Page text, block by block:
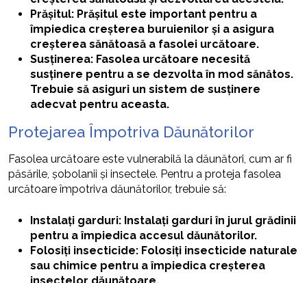
Prășitul: Prășitul este important pentru a
împiedica creșterea buruienilor și a asigura
creșterea sănătoasă a fasolei urcătoare.
Susținerea: Fasolea urcătoare necesită
susținere pentru a se dezvolta în mod sănătos.
Trebuie să asiguri un sistem de susținere
adecvat pentru aceasta.
Protejarea Împotriva Dăunătorilor
Fasolea urcătoare este vulnerabilă la dăunători, cum ar fi
păsările, șobolanii și insectele. Pentru a proteja fasolea
urcătoare împotriva dăunătorilor, trebuie să:
Instalați garduri: Instalați garduri în jurul grădinii
pentru a împiedica accesul dăunătorilor.
Folosiți insecticide: Folosiți insecticide naturale
sau chimice pentru a împiedica creșterea
insectelor dăunătoare.